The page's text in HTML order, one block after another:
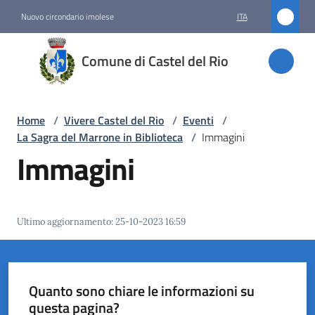
Nuovo circondario imolese ITA
Comune di Castel del Rio
Comune
di
Castel
Amministrazione
Vivere
Castel
Home / Vivere Castel del Rio / Eventi /
La Sagra del Marrone in Biblioteca / Immagini
Immagini
Ultimo aggiornamento:25-10-2023 16:59
Quanto sono chiare le informazioni su
questa pagina?